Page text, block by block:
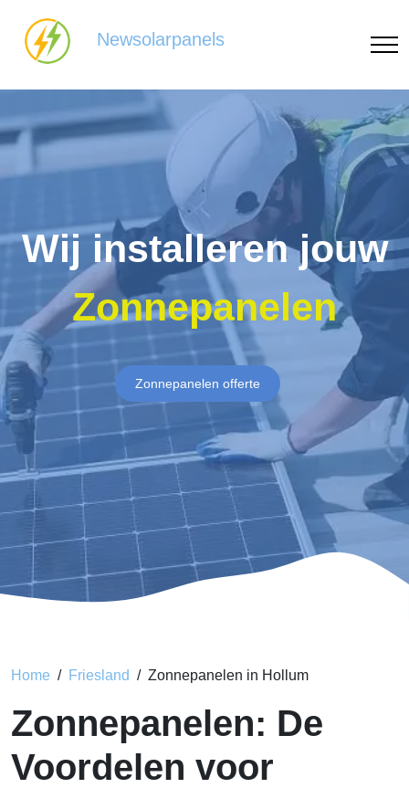
Newsolarpanels
Wij installeren jouw
Zonnepanelen
Zonnepanelen offerte
Home Friesland Zonnepanelen in Hollum
Zonnepanelen: De
Voordelen voor